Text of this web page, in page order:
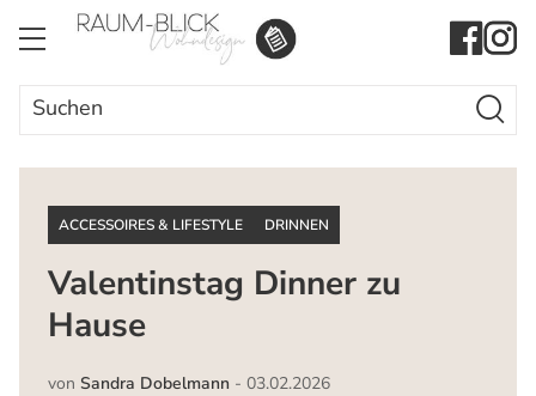
Search
for:
Search
ACCESSOIRES & LIFESTYLE DRINNEN
Valentinstag Dinner zu
Hause
von Sandra Dobelmann - 03.02.2026